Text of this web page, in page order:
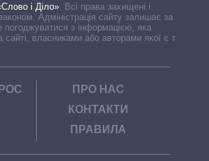
і Діло» Всі права захищені і
Адміністрація сайту залишає за
з інформацією, яка
сайті, власниками або авторами якої є треті
РОС
ПРО НАС
КОНТАКТИ
ПРАВИЛА